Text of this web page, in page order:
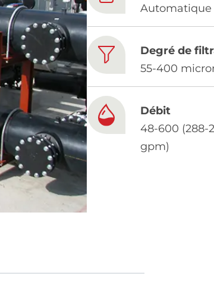
Automatique
Degré de
55-400
Débit
48-600 (288-
gpm)